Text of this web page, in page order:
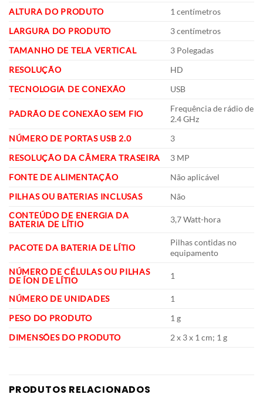
ALTURA DO PRODUTO
‎1 centímetros
LARGURA DO PRODUTO
‎3 centímetros
TAMANHO DE TELA VERTICAL
‎3 Polegadas
RESOLUÇÃO
‎HD
TECNOLOGIA DE CONEXÃO
‎USB
PADRÃO DE CONEXÃO SEM FIO
‎Frequência de rádio de
2.4 GHz
NÚMERO DE PORTAS USB 2.0
‎3
RESOLUÇÃO DA CÂMERA TRASEIRA
‎3 MP
FONTE DE ALIMENTAÇÃO
‎Não aplicável
PILHAS OU BATERIAS INCLUSAS
‎Não
CONTEÚDO DE ENERGIA DA
BATERIA DE LÍTIO
‎3,7 Watt-hora
PACOTE DA BATERIA DE LÍTIO
‎Pilhas contidas no
equipamento
NÚMERO DE CÉLULAS OU PILHAS
DE ÍON DE LÍTIO
‎1
NÚMERO DE UNIDADES
‎1
PESO DO PRODUTO
‎1 g
DIMENSÕES DO PRODUTO
‎2 x 3 x 1 cm; 1 g
PRODUTOS RELACIONADOS